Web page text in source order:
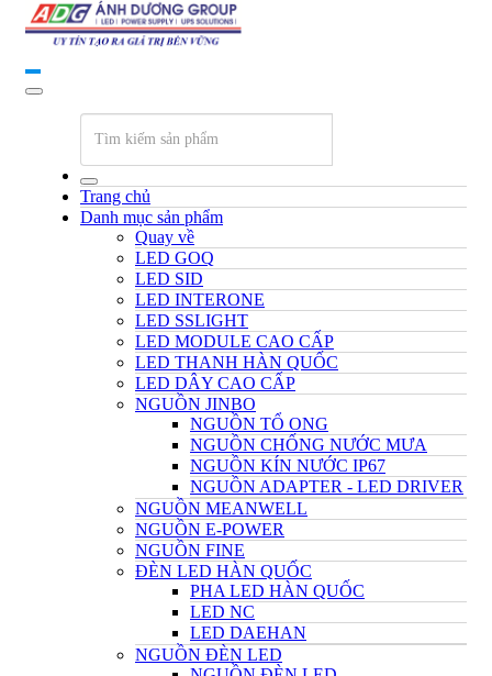
Trang chủ
Danh mục sản phẩm
Quay về
LED GOQ
LED SID
LED INTERONE
LED SSLIGHT
LED MODULE CAO CẤP
LED THANH HÀN QUỐC
LED DÂY CAO CẤP
NGUỒN JINBO
NGUỒN TỔ ONG
NGUỒN CHỐNG NƯỚC MƯA
NGUỒN KÍN NƯỚC IP67
NGUỒN ADAPTER - LED DRIVER
NGUỒN MEANWELL
NGUỒN E-POWER
NGUỒN FINE
ĐÈN LED HÀN QUỐC
PHA LED HÀN QUỐC
LED NC
LED DAEHAN
NGUỒN ĐÈN LED